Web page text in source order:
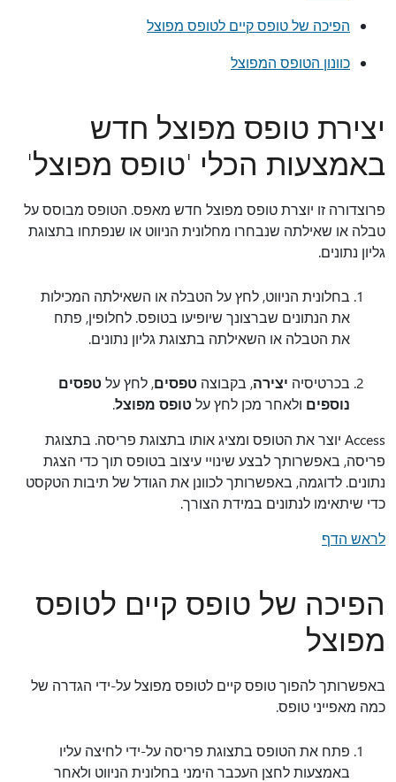
הפיכה של טופס קיים לטופס מפוצל
כוונון הטופס המפוצל
יצירת טופס מפוצל חדש
באמצעות הכלי 'טופס מפוצל'
פרוצדורה זו יוצרת טופס מפוצל חדש מאפס. הטופס מבוסס על
טבלה או שאילתה שנבחרו מחלונית הניווט או שנפתחו בתצוגת
גליון נתונים.
בחלונית הניווט, לחץ על הטבלה או השאילתה המכילות
את הנתונים שברצונך שיופיעו בטופס. לחלופין, פתח
את הטבלה או השאילתה בתצוגת גליון נתונים.
בכרטיסיה יצירה, בקבוצה טפסים, לחץ עלטפסים
נוספים ולאחר מכן לחץ עלטופס מפוצל.
Access יוצר את הטופס ומציג אותו בתצוגת פריסה. בתצוגת
פריסה, באפשרותך לבצע שינויי עיצוב בטופס תוך כדי הצגת
נתונים. לדוגמה, באפשרותך לכוונן את הגודל של תיבות הטקסט
כדי שיתאימו לנתונים במידת הצורך.
לראש הדף
הפיכה של טופס קיים לטופס
מפוצל
באפשרותך להפוך טופס קיים לטופס מפוצל על-ידי הגדרה של
כמה מאפייני טופס.
פתח את הטופס בתצוגת פריסה על-ידי לחיצה עליו
באמצעות לחצן העכבר הימני בחלונית הניווט ולאחר